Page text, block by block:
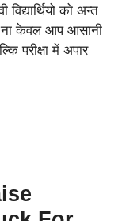
को अन्त
ना केवल आप आसानी
में अपार